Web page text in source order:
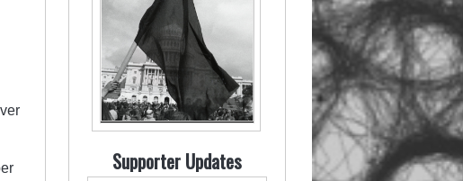
Supporter Updates